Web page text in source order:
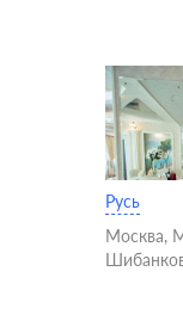
Русь
Москва,